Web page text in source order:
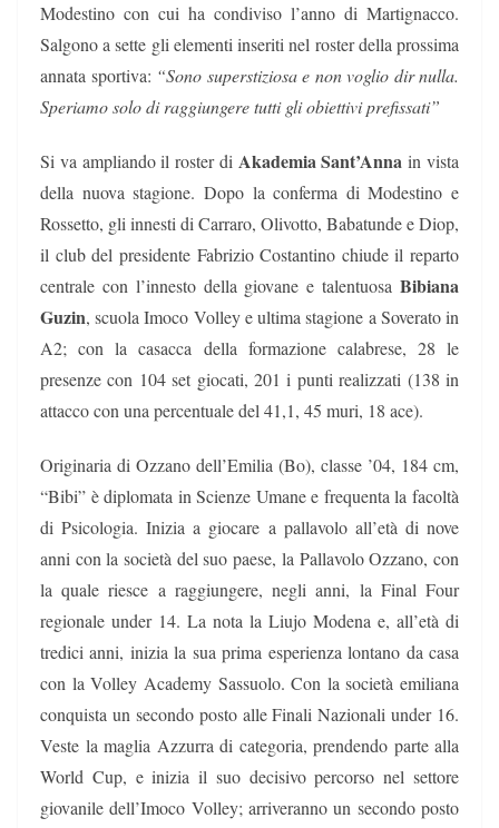
Modestino con cui ha condiviso l’anno di Martignacco.
Salgono a sette gli elementi inseriti nel roster della prossima
annata sportiva: “Sono superstiziosa e non voglio dir nulla.
Speriamo solo di raggiungere tutti gli obiettivi prefissati”
Si va ampliando il roster di Akademia Sant’Anna in vista
della nuova stagione. Dopo la conferma di Modestino e
Rossetto, gli innesti di Carraro, Olivotto, Babatunde e Diop,
il club del presidente Fabrizio Costantino chiude il reparto
centrale con l’innesto della giovane e talentuosa Bibiana
Guzin, scuola Imoco Volley e ultima stagione a Soverato in
A2; con la casacca della formazione calabrese, 28 le
presenze con 104 set giocati, 201 i punti realizzati (138 in
attacco con una percentuale del 41,1, 45 muri, 18 ace).
Originaria di Ozzano dell’Emilia (Bo), classe ’04, 184 cm,
“Bibi” è diplomata in Scienze Umane e frequenta la facoltà
di Psicologia. Inizia a giocare a pallavolo all’età di nove
anni con la società del suo paese, la Pallavolo Ozzano, con
la quale riesce a raggiungere, negli anni, la Final Four
regionale under 14. La nota la Liujo Modena e, all’età di
tredici anni, inizia la sua prima esperienza lontano da casa
con la Volley Academy Sassuolo. Con la società emiliana
conquista un secondo posto alle Finali Nazionali under 16.
Veste la maglia Azzurra di categoria, prendendo parte alla
World Cup, e inizia il suo decisivo percorso nel settore
giovanile dell’Imoco Volley; arriveranno un secondo posto